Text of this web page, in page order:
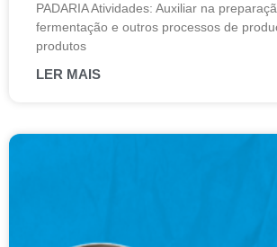
PADARIA Atividades: Auxiliar na
fermentação e outros processos de
produtos
LER MAIS